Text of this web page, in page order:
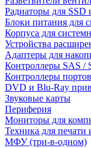
Радиаторы для SSD
Блоки питания для
Корпуса для
Устройства
Адаптеры для
Контроллеры SAS /
Контроллеры портов
DVD и Blu-Ray
Звуковые карты
Периферия
Мониторы для
Техника для печати
МФУ (три-в-одном)